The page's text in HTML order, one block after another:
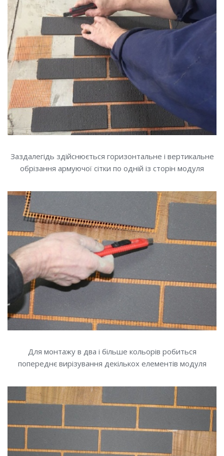
Заздалегідь здійснюється горизонтальне і вертикальне
обрізання армуючої сітки по одній із сторін модуля
Для монтажу в два і більше кольорів робиться
попереднє вирізування декількох елементів модуля